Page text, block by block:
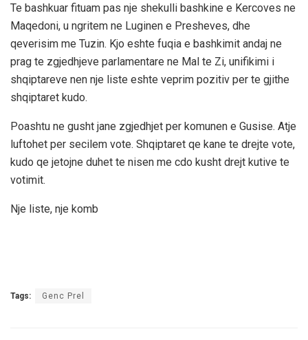
Te bashkuar fituam pas nje shekulli bashkine e Kercoves ne
Maqedoni, u ngritem ne Luginen e Presheves, dhe
qeverisim me Tuzin. Kjo eshte fuqia e bashkimit andaj ne
prag te zgjedhjeve parlamentare ne Mal te Zi, unifikimi i
shqiptareve nen nje liste eshte veprim pozitiv per te gjithe
shqiptaret kudo.
Poashtu ne gusht jane zgjedhjet per komunen e Gusise. Atje
luftohet per secilem vote. Shqiptaret qe kane te drejte vote,
kudo qe jetojne duhet te nisen me cdo kusht drejt kutive te
votimit.
Nje liste, nje komb
Tags: Genc Prel